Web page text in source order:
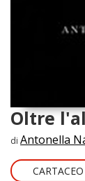
Oltre
di Antonella
CARTACEO